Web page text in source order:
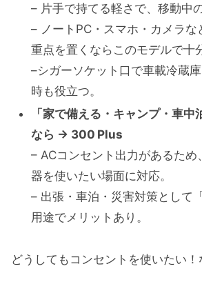
– 片手で持てる軽さで、移動中
– ノートPC・スマホ・カメラな
重点を置くならこのモデルで十
–シガーソケット口で車載冷蔵
時も役立つ。
「家で備える・キャンプ・車中
なら → 300 Plus
– ACコンセント出力があるため
器を使いたい場面に対応。
– 出張・車泊・災害対策として
用途でメリットあり。
どうしてもコンセントを使いたい！